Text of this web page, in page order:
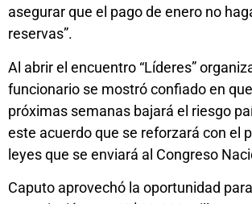
asegurar que el pago de enero no
reservas”.
Al abrir el encuentro “Líderes”
funcionario se mostró confiado en
próximas semanas bajará el riesgo
este acuerdo que se reforzará con el
leyes que se enviará al Congreso
Caputo aprovechó la oportunidad